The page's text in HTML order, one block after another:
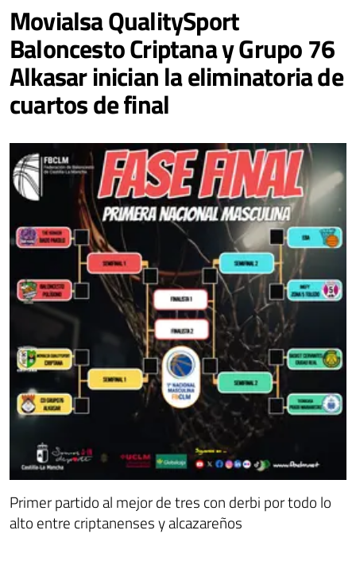
Movialsa QualitySport
Baloncesto Criptana y Grupo 76
Alkasar inician la eliminatoria de
cuartos de final
Primer partido al mejor de tres con derbi por todo lo
alto entre criptanenses y alcazareños